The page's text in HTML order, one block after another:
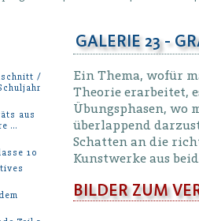
GALERIE 23 -
Ein Thema, wofür
Theorie erarbeitet,
Übungsphasen, wo
überlappend
Schatten an die
Kunstwerke aus
BILDER ZUM
/
aus
…
10